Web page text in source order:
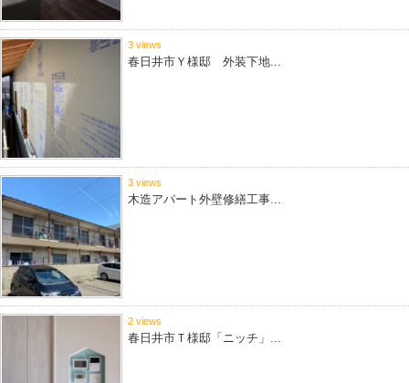
3 views
春日井市Ｙ様邸 外装下地...
3 views
木造アパート外壁修繕工事...
2 views
春日井市Ｔ様邸「ニッチ」...